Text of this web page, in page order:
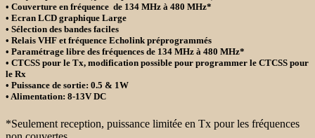
• Couverture en fréquence de 134 MHz à 480 MHz*
• Ecran LCD graphique Large
• Sélection des bandes faciles
• Relais VHF et fréquence Echolink préprogrammés
• Paramétrage libre des fréquences de 134 MHz à 480 MHz*
• CTCSS pour le Tx, modification possible pour programmer le CTCSS pour
le Rx
• Puissance de sortie: 0.5 & 1W
• Alimentation: 8-13V DC
*Seulement reception, puissance limitée en Tx pour les fréquences